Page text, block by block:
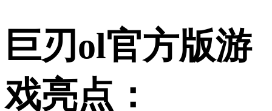
巨刃ol官方版游
戏亮点：